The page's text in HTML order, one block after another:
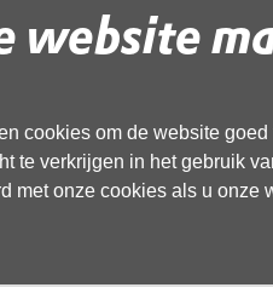
website
cookies om de website
te verkrijgen in het gebruik
met onze cookies als u onze
link om het